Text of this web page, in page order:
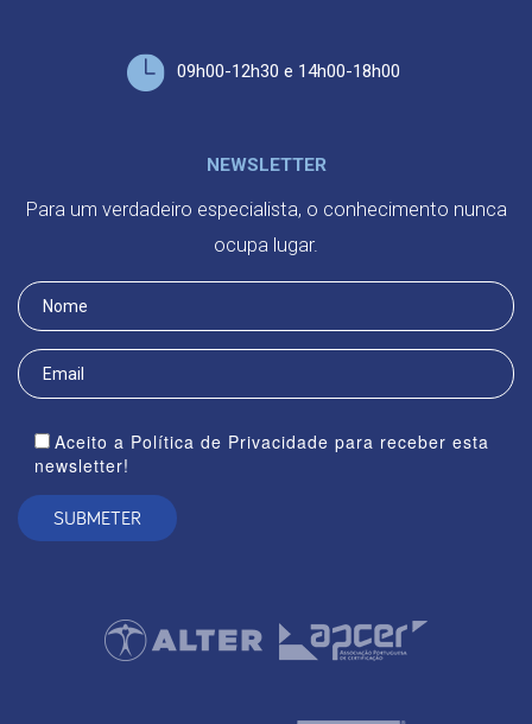
09h00-12h30 e 14h00-18h00
NEWSLETTER
Para um verdadeiro especialista, o conhecimento nunca
ocupa lugar.
Aceito a Política de Privacidade para receber esta
newsletter!